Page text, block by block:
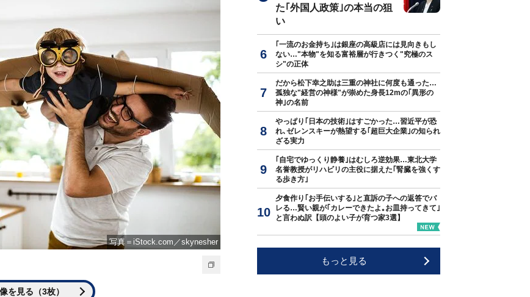
写真＝iStock.com／skynesher
を見る（3枚）
た｢外国人政策｣の本当の狙
い
｢一流のお金持ち｣は銀座の高級店には見向きもし
ない…"本物"を知る富裕層が行きつく"究極のス
シ"の正体
だから松下幸之助は三重の神社に何度も通った…
孤独な"経営の神様"が崇めた身長12mの｢異形の
神｣の名前
やっぱり｢日本の技術｣はすごかった…習近平が恐
れ､ゼレンスキーが熱望する｢超巨大企業｣の知られ
ざる実力
｢自宅でゆっくり静養｣はむしろ逆効果…東北大学
名誉教授がリハビリの主役に据えた｢腎臓を強くす
る歩き方｣
夕食作り｢お手伝いする｣と直訴の子への返答でバ
レる…賢い親が｢カレーできたよ｡お皿持ってきて｣
と言わぬ訳【頭のよい子が育つ家3選】
もっと見る